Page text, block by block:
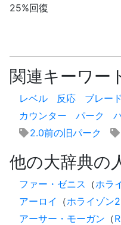
25%回復
関連キーワー
レベル 反応 ブレード
カウンター
パーク
2.0前の旧パーク
他の大辞典の
ファー・ゼニス （ホラ
アーロイ
（ホライゾン2
アーサー・モーガン （